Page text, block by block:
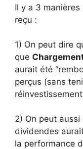
Il y a 3
reçu :
1) On peut dire
que
aurait été
perçus (sans
2) On peut
dividendes
la performance